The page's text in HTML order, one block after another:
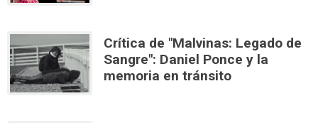
Crítica de "Malvinas: Legado de
Sangre": Daniel Ponce y la
memoria en tránsito